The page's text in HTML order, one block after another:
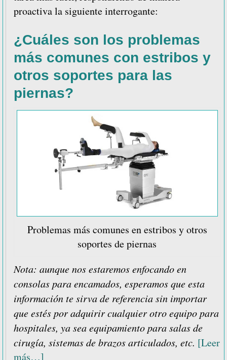
proactiva la siguiente interrogante:
¿Cuáles son los problemas
más comunes con estribos y
otros soportes para las
piernas?
Problemas más comunes en estribos y otros
soportes de piernas
Nota: aunque nos estaremos enfocando en
consolas para encamados, esperamos que esta
información te sirva de referencia sin importar
que estés por adquirir cualquier otro equipo para
hospitales, ya sea equipamiento para salas de
cirugía, sistemas de brazos articulados, etc. [Leer
más…]